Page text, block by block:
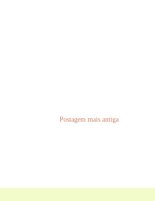
Postagem mais antiga